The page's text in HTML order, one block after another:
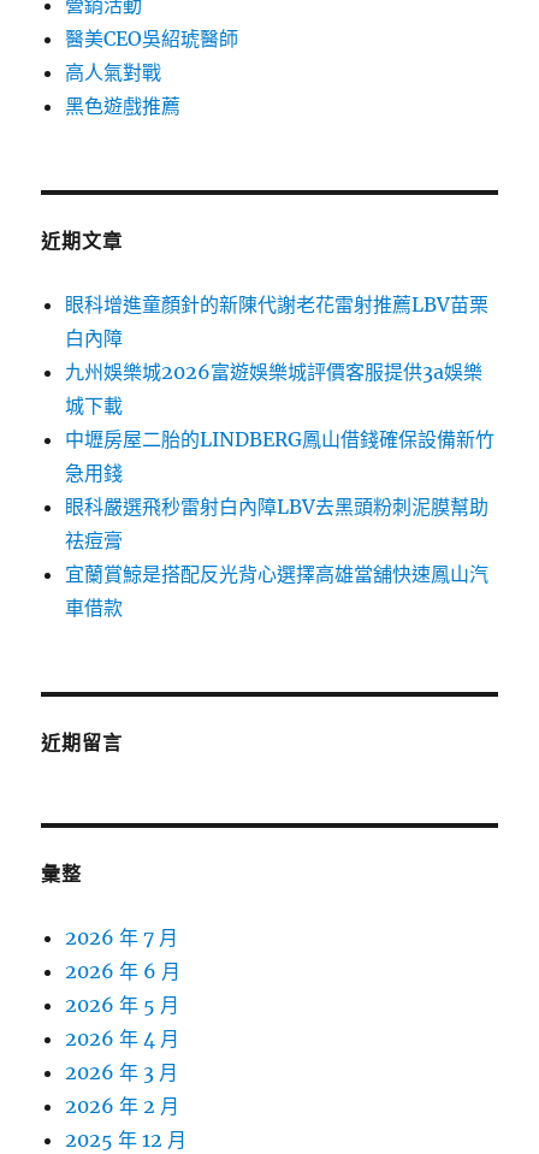
營銷活動
醫美CEO吳紹琥醫師
高人氣對戰
黑色遊戲推薦
近期文章
眼科增進童顏針的新陳代謝老花雷射推薦LBV苗栗
白內障
九州娛樂城2026富遊娛樂城評價客服提供3a娛樂
城下載
中壢房屋二胎的LINDBERG鳳山借錢確保設備新竹
急用錢
眼科嚴選飛秒雷射白內障LBV去黑頭粉刺泥膜幫助
祛痘膏
宜蘭賞鯨是搭配反光背心選擇高雄當舖快速鳳山汽
車借款
近期留言
彙整
2026 年 7 月
2026 年 6 月
2026 年 5 月
2026 年 4 月
2026 年 3 月
2026 年 2 月
2025 年 12 月